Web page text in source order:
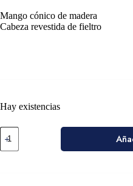
Mango cónico de madera
Cabeza revestida de fieltro
Hay existencias